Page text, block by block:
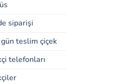
siparişi
teslim çiçek
telefonları